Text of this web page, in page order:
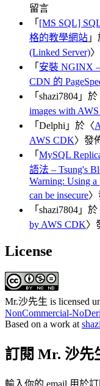
留言
「 [MS SQL]
格的教學網站
(Linked Server)
「 安裝 NGINX
CDN 的
「 shazi7804 」於
images with
「 Delphi 」於〈
AWS CDK〉發
「 MySQL
語法 – Tsung's
Warning: Using a
can be insecure
「 shazi7804 」於
by AWS CDK〉
License
Mr.沙先生 is licensed
NonCommercial-
Based on a work at
訂閱 Mr. 沙先
輸入你的 email 用於訂